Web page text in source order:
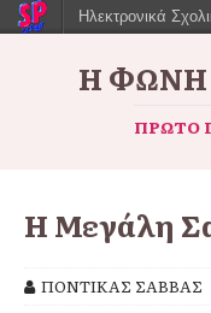
Η ΦΩΝΉ
ΠΡΏΤΟ
Η Μεγάλη
ΠΟΝΤΙΚΑΣ ΣΑΒΒΑΣ
Ηλεκτρονικά